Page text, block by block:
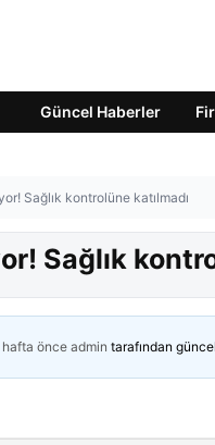
Güncel Haberler
Sağlık kontrolüne katılmadı
Sağlık
hafta önceadmin tarafından